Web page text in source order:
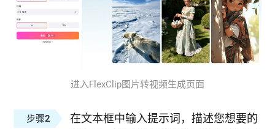
进入FlexClip图片转视频生成页面
步骤2
在文本框中输入提示词，描述您想要的